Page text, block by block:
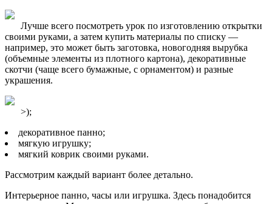
Лучше всего посмотреть урок по изготовлению открытки
своими руками, а затем купить материалы по списку —
например, это может быть заготовка, новогодняя вырубка
(объемные элементы из плотного картона), декоративные
скотчи (чаще всего бумажные, с орнаментом) и разные
украшения.
>);
декоративное панно;
мягкую игрушку;
мягкий коврик своими руками.
Рассмотрим каждый вариант более детально.
Интерьерное панно, часы или игрушка. Здесь понадобится